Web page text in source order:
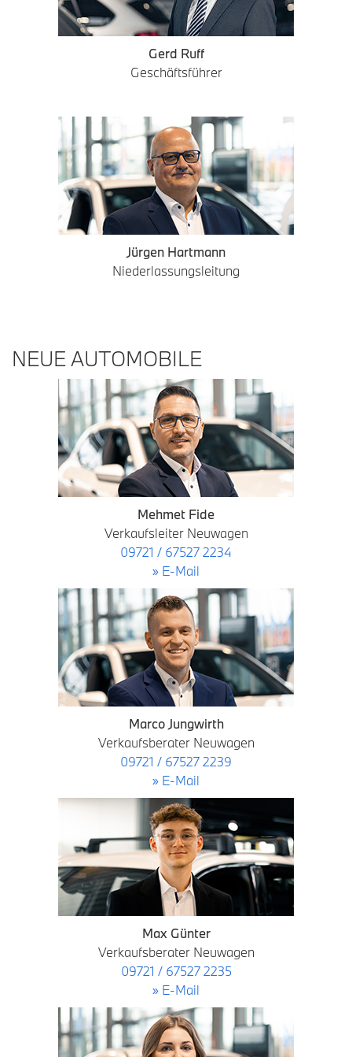
Gerd Ruff
Geschäftsführer
Jürgen Hartmann
Niederlassungsleitung
NEUE AUTOMOBILE
Mehmet Fide
Verkaufsleiter Neuwagen
09721 / 67527 2234
» E-Mail
Marco Jungwirth
Verkaufsberater Neuwagen
09721 / 67527 2239
» E-Mail
Max Günter
Verkaufsberater Neuwagen
09721 / 67527 2235
» E-Mail